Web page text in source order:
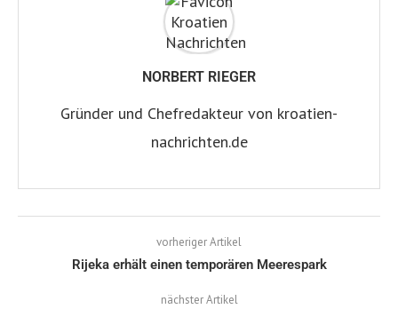
NORBERT RIEGER
Gründer und Chefredakteur von kroatien-
nachrichten.de
vorheriger Artikel
Rijeka erhält einen temporären Meerespark
nächster Artikel